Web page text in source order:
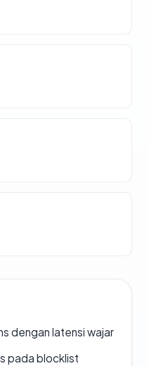
dengan latensi wajar
pada blocklist